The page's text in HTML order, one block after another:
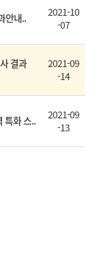
안내..
2021-10
-07
결과
2021-09
-14
특화 스..
2021-09
-13